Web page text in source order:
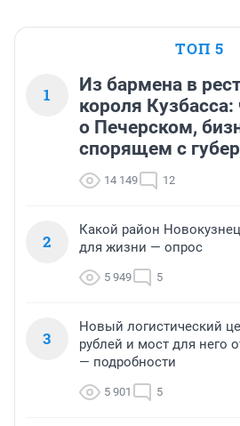
ТОП 5
1
Из бармена в
короля
о Печерском,
спорящем с
14 149 12
2
Какой район
для жизни — опрос
5 949 5
3
Новый логистический
рублей и мост для него
— подробности
5 901 5